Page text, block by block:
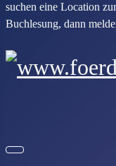
suchen eine Location
Buchlesung, dann